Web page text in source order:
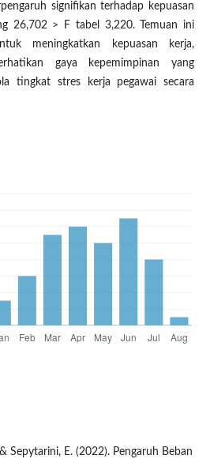
signifikan terhadap kepuasan
26,702 > F tabel 3,220. Temuan ini
meningkatkan kepuasan kerja,
gaya kepemimpinan yang
tingkat stres kerja pegawai secara
Sepytarini, E. (2022). Pengaruh Beban